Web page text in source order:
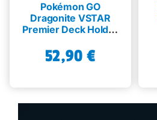
Pokémon GO
Dragonite VSTAR
Premier Deck Holder
52,90 €